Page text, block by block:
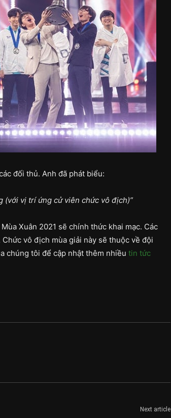
đối thủ. Anh đã phát biểu:
(với vị trí ứng cử viên chức vô địch)”
Xuân 2021 sẽ chính thức khai mạc. Các
vô địch mùa giải này sẽ thuộc về đội
chúng tôi để cập nhật thêm nhiều tin tức
Next article